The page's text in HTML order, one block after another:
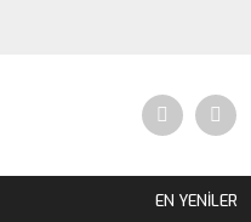
EN YENİLER